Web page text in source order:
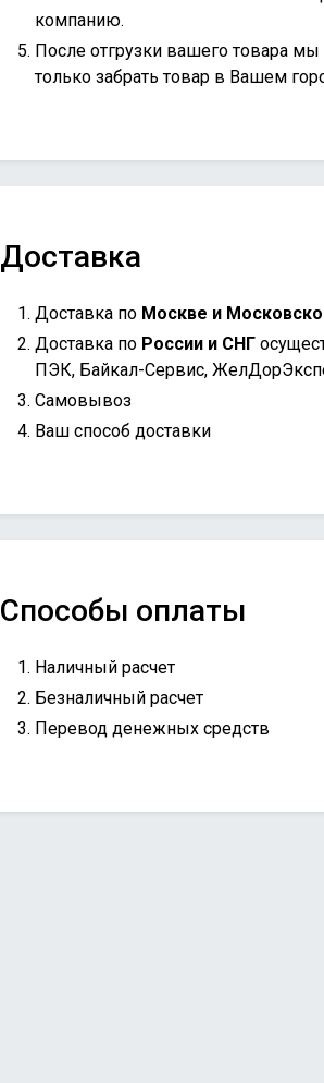
компанию.
После отгрузки вашего товара
только забрать товар в Вашем
Доставка
Доставка по Москве и
Доставка по России и СНГ
ПЭК, Байкал-Сервис,
Самовывоз
Ваш способ доставки
Способы оплаты
Наличный расчет
Безналичный расчет
Перевод денежных средств